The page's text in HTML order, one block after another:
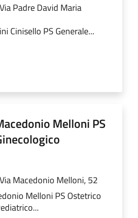
Via Padre David Maria
Cinisello PS Generale...
Melloni PS
Via Macedonio Melloni, 52
Melloni PS Ostetrico